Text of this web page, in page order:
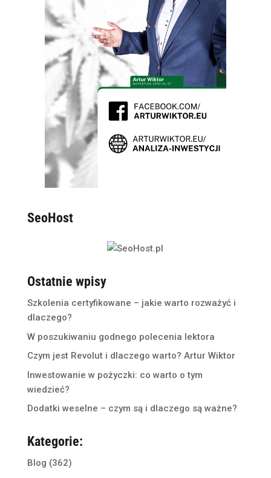
SeoHost
Ostatnie wpisy
Szkolenia certyfikowane – jakie warto rozważyć i
dlaczego?
W poszukiwaniu godnego polecenia lektora
Czym jest Revolut i dlaczego warto? Artur Wiktor
Inwestowanie w pożyczki: co warto o tym
wiedzieć?
Dodatki weselne – czym są i dlaczego są ważne?
Kategorie:
Blog (362)